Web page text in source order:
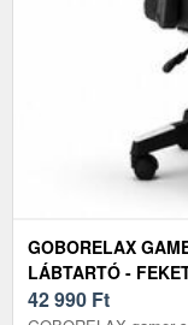
GOBORELAX
LÁBTARTÓ -
42 990 Ft